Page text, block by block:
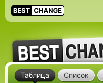
Таблица Список